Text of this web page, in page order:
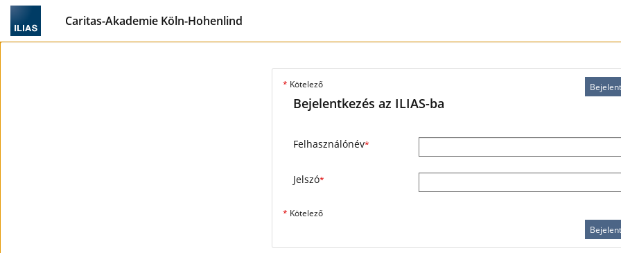
Caritas-Akademie Köln-Hohenlind
* Kötelező
Bejelentkezés az ILIAS-ba
Felhasználónév*
Jelszó*
* Kötelező